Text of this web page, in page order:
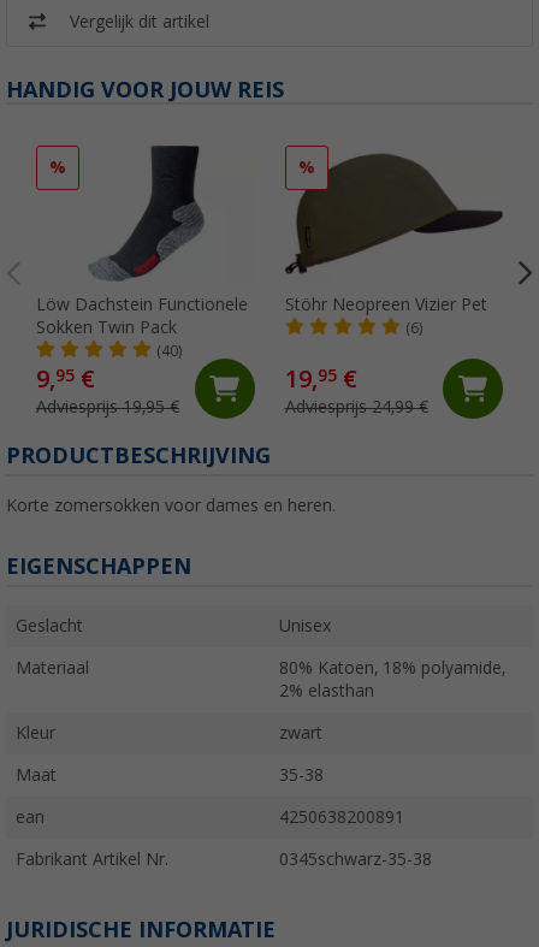
Vergelijk dit artikel
HANDIG VOOR JOUW REIS
%
Löw Dachstein Functionele
Sokken Twin Pack
(40)
9,95 €
Adviesprijs 19,95 €
%
Stöhr Neopreen Vizier Pet
(6)
19,95€
Adviesprijs 24,99 €
PRODUCTBESCHRIJVING
Korte zomersokken voor dames en heren.
EIGENSCHAPPEN
Geslacht Unisex
Materiaal
80% Katoen, 18% polyamide,
2% elasthan
Kleur zwart
Maat 35-38
ean 4250638200891
Fabrikant Artikel Nr. 0345schwarz-35-38
JURIDISCHE INFORMATIE